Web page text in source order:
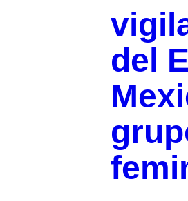
del